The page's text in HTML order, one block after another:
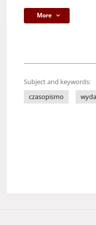
More
Subject and keywords:
czasopismo